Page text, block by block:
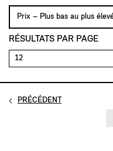
RÉSULTATS PAR PAGE
PRÉCÉDENT